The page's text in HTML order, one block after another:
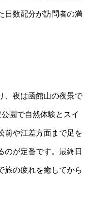
日数配分が訪問者の満
、夜は函館山の夜景で
園で自然体験とスイ
前や江差方面まで足を
のが定番です。最終日
旅の疲れを癒してから